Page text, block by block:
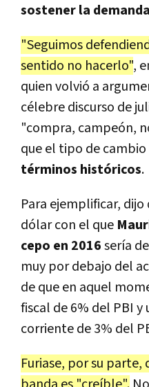
sostener la
"Seguimos
sentido no hacerlo",
quien volvió a
célebre discurso de
"compra, campeón,
que el tipo de cambio
términos históricos.
Para ejemplificar, dijo
dólar con el que
cepo en 2016sería
muy por debajo del
de que en aquel
fiscal de 6% del PBI
corriente de 3% del
Furiase, por su parte,